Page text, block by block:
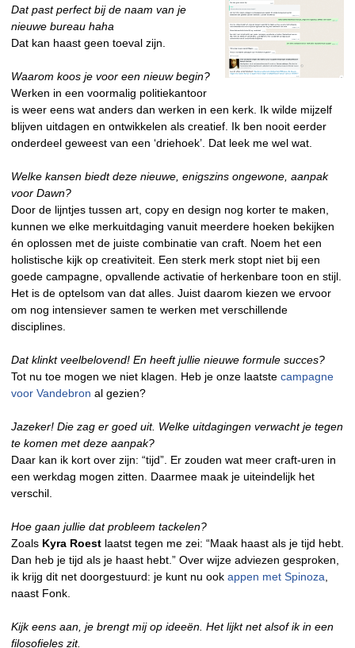
Dat past perfect bij de naam van je
nieuwe bureau haha
Dat kan haast geen toeval zijn.
Waarom koos je voor een nieuw begin?
Werken in een voormalig politiekantoor
is weer eens wat anders dan werken in een kerk. Ik wilde mijzelf
blijven uitdagen en ontwikkelen als creatief. Ik ben nooit eerder
onderdeel geweest van een ‘driehoek’. Dat leek me wel wat.
Welke kansen biedt deze nieuwe, enigszins ongewone, aanpak
voor Dawn?
Door de lijntjes tussen art, copy en design nog korter te maken,
kunnen we elke merkuitdaging vanuit meerdere hoeken bekijken
én oplossen met de juiste combinatie van craft. Noem het een
holistische kijk op creativiteit. Een sterk merk stopt niet bij een
goede campagne, opvallende activatie of herkenbare toon en stijl.
Het is de optelsom van dat alles. Juist daarom kiezen we ervoor
om nog intensiever samen te werken met verschillende
disciplines.
Dat klinkt veelbelovend! En heeft jullie nieuwe formule succes?
Tot nu toe mogen we niet klagen. Heb je onze laatste campagne
voor Vandebron al gezien?
Jazeker! Die zag er goed uit. Welke uitdagingen verwacht je tegen
te komen met deze aanpak?
Daar kan ik kort over zijn: “tijd”. Er zouden wat meer craft-uren in
een werkdag mogen zitten. Daarmee maak je uiteindelijk het
verschil.
Hoe gaan jullie dat probleem tackelen?
Zoals Kyra Roest laatst tegen me zei: “Maak haast als je tijd hebt.
Dan heb je tijd als je haast hebt.” Over wijze adviezen gesproken,
ik krijg dit net doorgestuurd: je kunt nu ook appen met Spinoza
naast Fonk.
Kijk eens aan, je brengt mij op ideeën. Het lijkt net alsof ik in een
filosofieles zit.